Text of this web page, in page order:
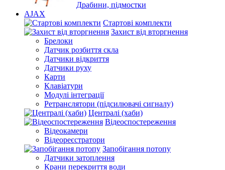
Драбини, підмостки
AJAX
Стартові комплекти
Захист від вторгнення
Брелоки
Датчик розбиття скла
Датчики відкриття
Датчики руху
Карти
Клавіатури
Модулі інтеграції
Ретранслятори (підсилювачі сигналу)
Централі (хаби)
Відеоспостереження
Відеокамери
Відеореєстратори
Запобігання потопу
Датчики затоплення
Крани перекриття води